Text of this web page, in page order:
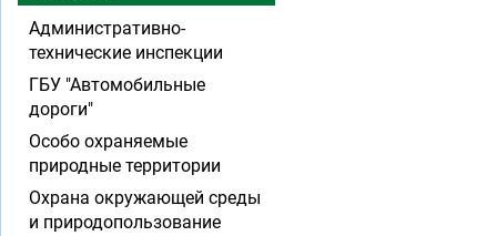
Административно-
технические инспекции
ГБУ "Автомобильные
дороги"
Особо охраняемые
природные территории
Охрана окружающей среды
и природопользование